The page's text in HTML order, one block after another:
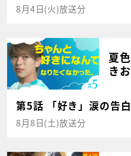
8月4日(火)放送分
夏
き
第5話 「好き」涙の告
8月8日(土)放送分